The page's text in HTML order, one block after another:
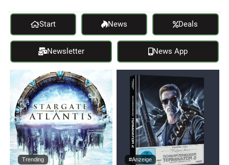
Start News Deals
Newsletter News App
Trending #Anzeige